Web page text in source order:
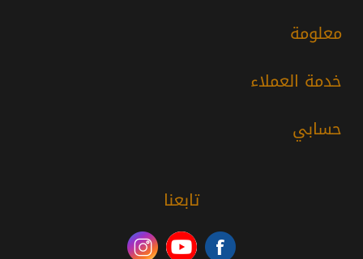
معلومة
خدمة العملاء
حسابي
تابعنا